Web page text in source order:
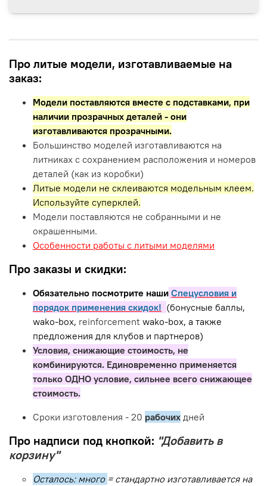
Про литые модели, изготавливаемые на
заказ:
Модели поставляются вместе с подставками, при
наличии прозрачных деталей - они
изготавливаются прозрачными.
Большинство моделей изготавливаются на
литниках с сохранением расположения и номеров
деталей (как из коробки)
Литые модели не склеиваются модельным клеем.
Используйте суперклей.
Модели поставляются не собранными и не
окрашенными.
Особенности работы с литыми моделями
Про заказы и скидки:
Обязательно посмотрите наши Спецусловия и
порядок применения скидок! (бонусные баллы,
wako-box, reinforcement wako-box, а также
предложения для клубов и партнеров)
Условия, снижающие стоимость, не
комбинируются. Единовременно применяется
только ОДНО условие, сильнее всего снижающее
стоимость.
Сроки изготовления - 20 рабочих дней
Про надписи под кнопкой: "Добавить в
корзину"
Осталось: много = стандартно изготавливается на